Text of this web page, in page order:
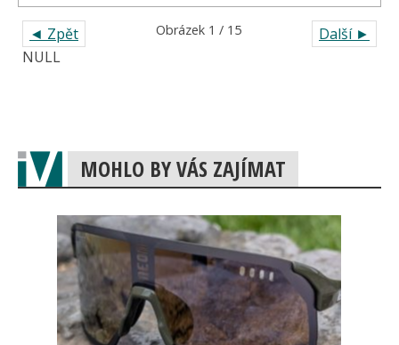
◄ Zpět Další ►
Obrázek 1 / 15
NULL
MOHLO BY VÁS ZAJÍMAT